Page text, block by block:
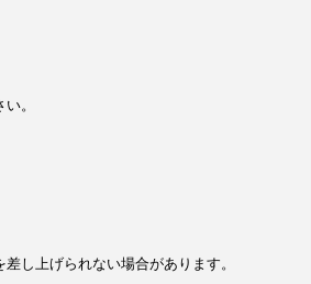
。
し上げられない場合があります。